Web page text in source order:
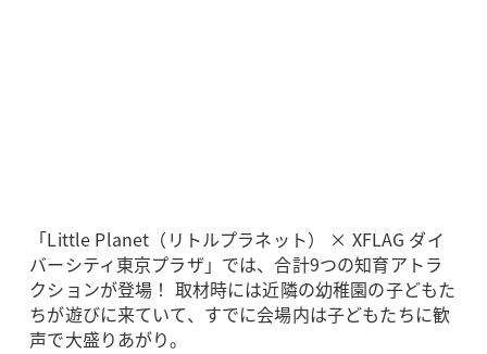
「Little Planet（リトルプラネット） × XFLAG ダイ
バーシティ東京プラザ」では、合計9つの知育アトラ
クションが登場！ 取材時には近隣の幼稚園の子どもた
ちが遊びに来ていて、すでに会場内は子どもたちに歓
声で大盛りあがり。